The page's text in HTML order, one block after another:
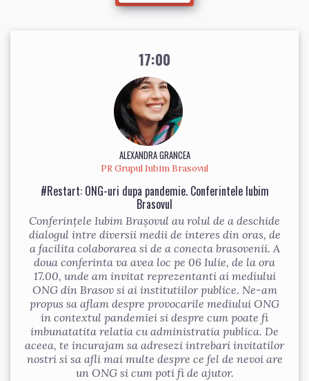
17:00
ALEXANDRA GRANCEA
PR Grupul Iubim Brasovul
#Restart: ONG-uri dupa pandemie. Conferintele Iubim
Brasovul
Conferințele Iubim Brașovul au rolul de a deschide
dialogul intre diversii medii de interes din oras, de
a facilita colaborarea si de a conecta brasovenii. A
doua conferinta va avea loc pe 06 Iulie, de la ora
17.00, unde am invitat reprezentanti ai mediului
ONG din Brasov si ai institutiilor publice. Ne-am
propus sa aflam despre provocarile mediului ONG
in contextul pandemiei si despre cum poate fi
imbunatatita relatia cu administratia publica. De
aceea, te incurajam sa adresezi intrebari invitatilor
nostri si sa afli mai multe despre ce fel de nevoi are
un ONG si cum poti fi de ajutor.